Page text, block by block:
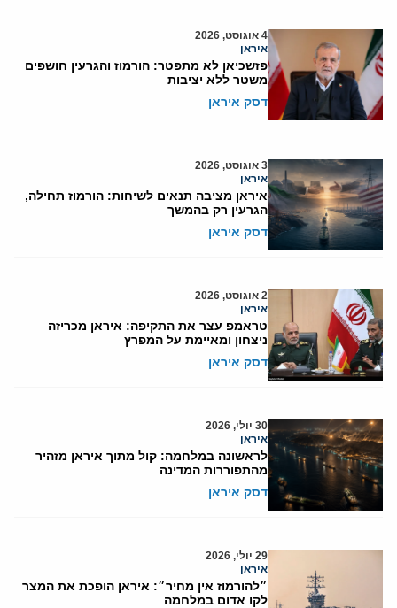
4 אוגוסט, 2026
איראן
פזשכיאן לא מתפטר: הורמוז והגרעין חושפים
משטר ללא יציבות
דסק איראן
3 אוגוסט, 2026
איראן
איראן מציבה תנאים לשיחות: הורמוז תחילה,
הגרעין רק בהמשך
דסק איראן
2 אוגוסט, 2026
איראן
טראמפ עצר את התקיפה: איראן מכריזה
ניצחון ומאיימת על המפרץ
דסק איראן
30 יולי, 2026
איראן
לראשונה במלחמה: קול מתוך איראן מזהיר
מהתפוררות המדינה
דסק איראן
29 יולי, 2026
איראן
״להורמוז אין מחיר״: איראן הופכת את המצר
לקו אדום במלחמה